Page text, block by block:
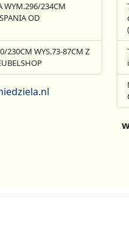
WYM.296/234CM
OD
230CM WYS.73-87CM Z